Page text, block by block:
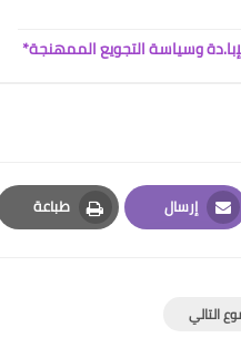
وسياسة التجويع الممهنجة*
إرسال
Email
طباعة
Print
التالي